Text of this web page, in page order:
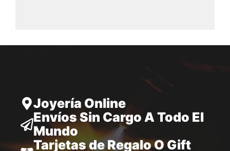
hasta
Joyería Online
Envíos Sin Cargo A Todo El
Mundo
Tarjetas de Regalo O Gift